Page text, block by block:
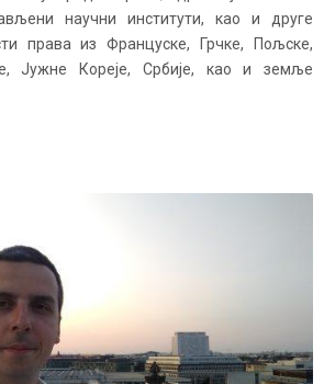
научни институти, као и друге
права из Француске, Грчке, Пољске,
Јужне Кореје, Србије, као и земље